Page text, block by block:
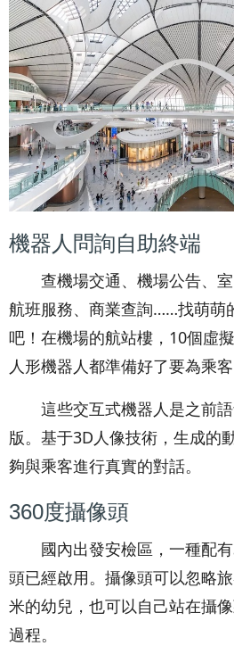
機器人問詢自助終端
查機場交通、機場公告、室
航班服務、商業查詢……找萌萌
吧！在機場的航站樓，10個虛
人形機器人都準備好了要為乘客
這些交互式機器人是之前
版。基于3D人像技術，生成的
夠與乘客進行真實的對話。
360度攝像頭
國內出發安檢區，一種配
頭已經啟用。攝像頭可以忽略
米的幼兒，也可以自己站在攝
過程。